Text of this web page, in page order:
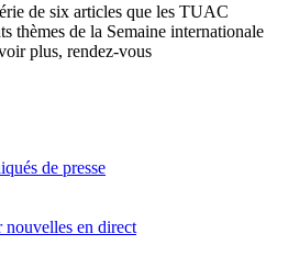
de six articles que les TUAC
thèmes de la Semaine internationale
plus, rendez-vous
de presse
en direct